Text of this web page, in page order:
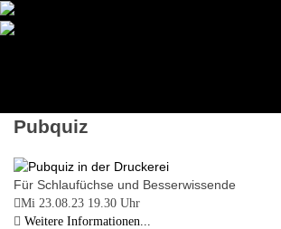
Programm-Archiv 2023
Pubquiz
Für Schlaufüchse und Besserwissende
Mi 23.08.23 19.30 Uhr
Weitere Informationen...